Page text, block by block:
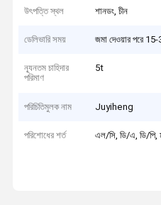
উৎপত্তি স্থল শানডং, চীন
ডেলিভারি সময় জমা দেওয়ার পরে 15-
ন্যূনতম চাহিদার
পরিমাণ
5t
পরিচিতিমুলক নাম Juyiheng
পরিশোধের শর্ত এল/সি, ডি/এ, ডি/পি,